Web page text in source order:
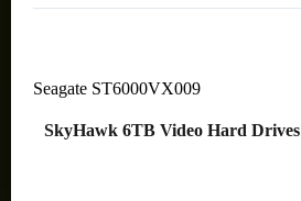
Seagate ST6000VX009
SkyHawk 6TB Video Hard Drives